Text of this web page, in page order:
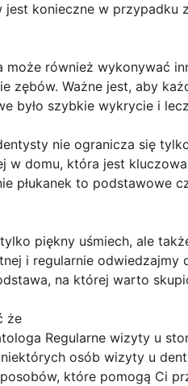
konieczne w przypadku
również wykonywać
zębów. Ważne jest, aby
było szybkie wykrycie i
nie ogranicza się
w domu, która jest
płukanek to podstawowe
piękny uśmiech, ale
i regularnie
na której warto
że
Regularne wizyty u
osób wizyty u
które pomogą Ci